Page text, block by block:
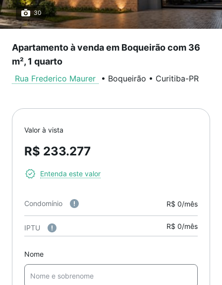
30
Apartamento à venda em Boqueirão com 36
m², 1 quarto
Rua Frederico Maurer • Boqueirão • Curitiba-PR
Valor à vista
R$ 233.277
Entenda este valor
Condomínio R$ 0/mês
IPTU R$ 0/mês
Nome